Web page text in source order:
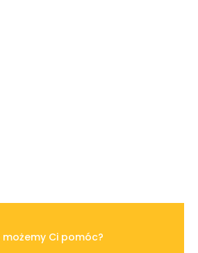
możemy Ci pomóc?